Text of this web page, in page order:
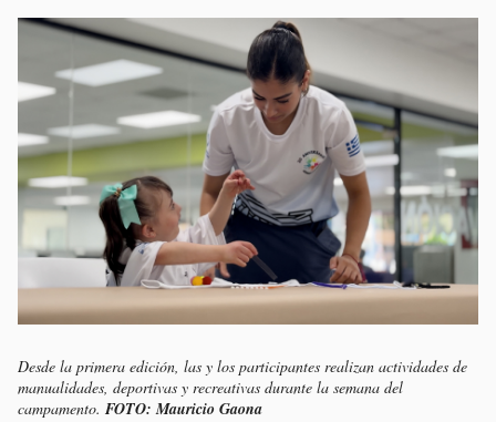
Desde la primera edición, las y los participantes realizan actividades de
manualidades, deportivas y recreativas durante la semana del
campamento. FOTO: Mauricio Gaona